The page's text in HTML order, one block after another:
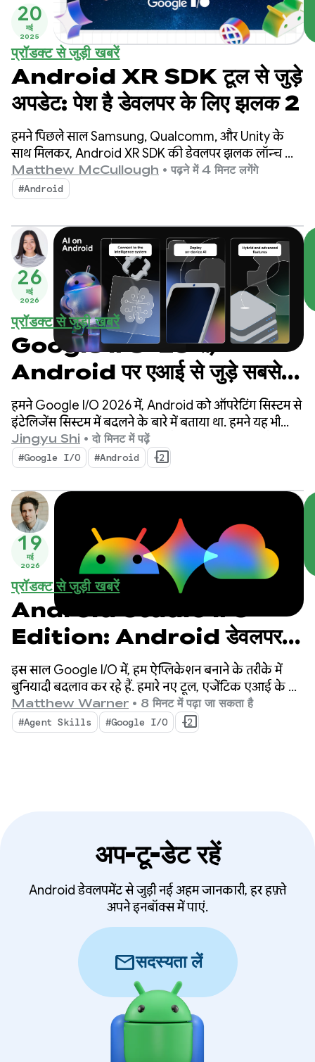
20
मई
2025
प्रॉडक्ट से जुड़ी खबरें
Android XR SDK टूल से जुड़े
अपडेट: पेश है डेवलपर के लिए झलक 2
हमने पिछले साल Samsung, Qualcomm, और Unity के
साथ मिलकर, Android XR SDK की डेवलपर झलक लॉन्च की
थी. इसके बाद से, हमें Android कम्यूनिटी से काफ़ी उत्साह
देखने को मिला है.
Matthew McCullough • पढ़ने में 4 मिनट लगेंगे
#Android
26
मई
2026
प्रॉडक्ट से जुड़ी खबरें
Google I/O ‘26 से,
Android पर एआई से जुड़े सबसे
अहम अपडेट
हमने Google I/O 2026 में, Android को ऑपरेटिंग सिस्टम से
इंटेलिजेंस सिस्टम में बदलने के बारे में बताया था. हमने यह भी
दिखाया कि सिस्टम के साथ नेटिव तौर पर, बेहतर अनुभव कैसे
बनाए जा सकते हैं. साथ ही, Google के एआई की सुविधाओं
को अपने ऐप्लिकेशन में कैसे शामिल किया जा सकता है.
Jingyu Shi • दो मिनट में पढ़ें
#Google I/O #Android +2
19
मई
2026
प्रॉडक्ट से जुड़ी खबरें
Android Studio I/O
Edition: Android डेवलपर
टूल में नया क्या है
इस साल Google I/O में, हम ऐप्लिकेशन बनाने के तरीके में
बुनियादी बदलाव कर रहे हैं. हमारे नए टूल, एजेंटिक एआई के दौर
के लिए बनाए गए हैं. इनमें ऐसी सुविधाएं हैं जो Android
डेवलपर के तौर पर आपकी प्रॉडक्टिविटी को बढ़ाती हैं. साथ ही,
आपके कोडबेस में डिप्लॉय किए गए एआई एजेंट को बेहतर
Matthew Warner • 8 मिनट में पढ़ा जा सकता है
#Agent Skills #Google I/O +2
अप-टू-डेट रहें
Android डेवलपमेंट से जुड़ी नई अहम जानकारी, हर हफ़्ते
अपने इनबॉक्स में पाएं.
mailसदस्यता लें